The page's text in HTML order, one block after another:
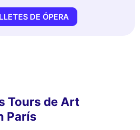
DE ÓPERA
Tours de Art
París